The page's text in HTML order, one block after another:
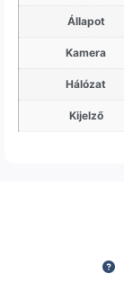
Állapot
Kamera
Hálózat
Kijelző